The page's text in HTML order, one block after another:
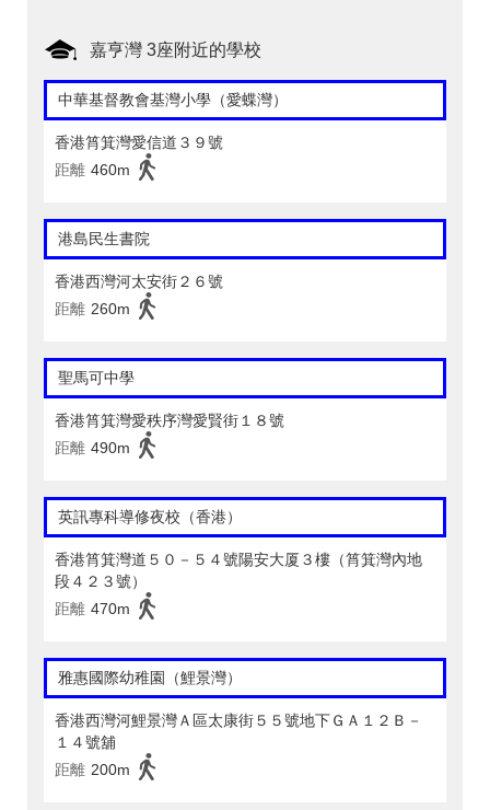
嘉亨灣 3座附近的學校
中華基督教會基灣小學（愛蝶灣）
香港筲箕灣愛信道３９號
距離 460m
港島民生書院
香港西灣河太安街２６號
距離 260m
聖馬可中學
香港筲箕灣愛秩序灣愛賢街１８號
距離 490m
英訊專科導修夜校（香港）
香港筲箕灣道５０－５４號陽安大厦３樓（筲箕灣內地
段４２３號）
距離 470m
雅惠國際幼稚園（鯉景灣）
香港西灣河鯉景灣Ａ區太康街５５號地下ＧＡ１２Ｂ－
１４號舖
距離 200m